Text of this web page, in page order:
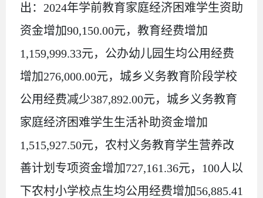
出： 2024年学前教育家庭经济困难学生资助
资金增加90,150.00元，教育经费增加
1,159,999.33元，公办幼儿园生均公用经费
增加276,000.00元，城乡义务教育阶段学校
公用经费减少387,892.00元，城乡义务教育
家庭经济困难学生生活补助资金增加
1,515,927.50元，农村义务教育学生营养改
善计划专项资金增加727,161.36元， 100人以
下农村小学校点生均公用经费增加56,885.41